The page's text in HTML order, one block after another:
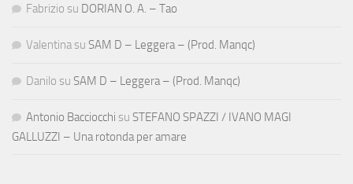
Fabrizio su DORIAN O. A. – Tao
Valentina su SAM D – Leggera – (Prod. Manqc)
Danilo su SAM D – Leggera – (Prod. Manqc)
Antonio Bacciocchi su STEFANO SPAZZI / IVANO MAGI
GALLUZZI – Una rotonda per amare